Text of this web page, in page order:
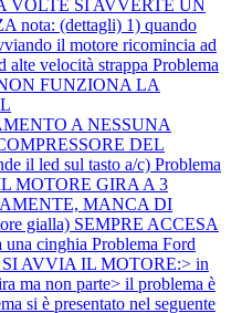
VOLTE SI AVVERTE UN
nota: (dettagli) 1) quando
il motore ricomincia ad
alte velocità strappa Problema
FUNZIONA LA
A NESSUNA
DEL
il led sul tasto a/c) Problema
MOTORE GIRA A 3
MANCA DI
gialla) SEMPRE ACCESA
una cinghia Problema Ford
SI AVVIA IL MOTORE:> in
ma non parte> il problema è
si è presentato nel seguente